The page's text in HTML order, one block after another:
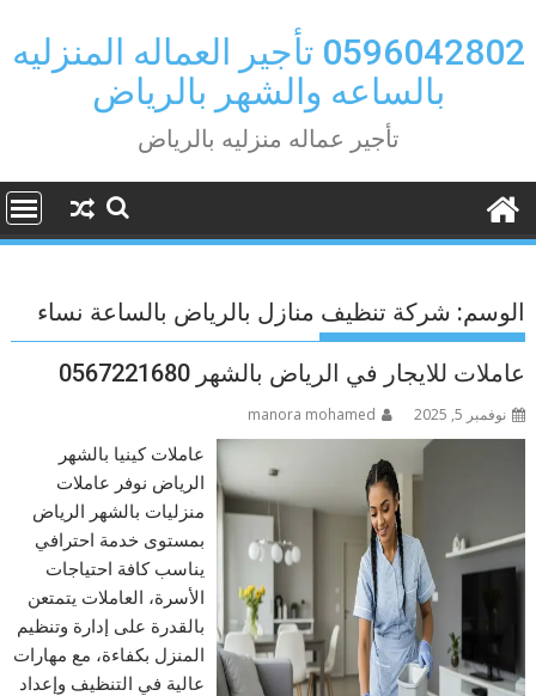
to
content
0596042802 تأجير العماله المنزليه
بالساعه والشهر بالرياض
تأجير عماله منزليه بالرياض
الوسم: شركة تنظيف منازل بالرياض بالساعة نساء
عاملات للايجار في الرياض بالشهر 0567221680
نوفمبر 5, 2025 manora mohamed
عاملات كينيا بالشهر
الرياض نوفر عاملات
منزليات بالشهر الرياض
بمستوى خدمة احترافي
يناسب كافة احتياجات
الأسرة، العاملات يتمتعن
بالقدرة على إدارة وتنظيم
المنزل بكفاءة، مع مهارات
عالية في التنظيف وإعداد